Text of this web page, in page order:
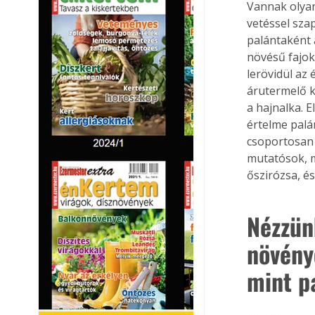
Vannak
vetéssel
palántaként
növésű
lerövidül az
árutermelő
a hajnalka.
értelme
mutatósok,
őszirózsa,
mint